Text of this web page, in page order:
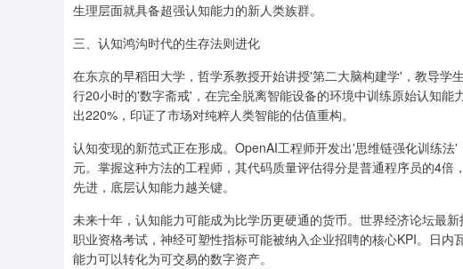
生理层面就具备超强认知能力的新人类族群。
三、认知鸿沟时代的生存法则进化
在东京的早稻田大学，哲学系教授开始讲授'第二大脑构建学'，教导学
行20小时的'数字斋戒'，在完全脱离智能设备的环境中训练原始认知
出220%，印证了市场对纯粹人类智能的估值重构。
认知变现的新范式正在形成。OpenAI工程师开发出'思维链强化训练
元。掌握这种方法的工程师，其代码质量评估得分是普通程序员的4
先进，底层认知能力越关键。
未来十年，认知能力可能成为比学历更硬通的货币。世界经济论坛最
职业资格考试，神经可塑性指标可能被纳入企业招聘的核心KPI。日
能力可以转化为可交易的数字资产。